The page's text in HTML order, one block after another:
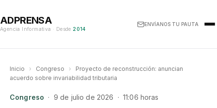
ADPRENSA
Agencia Informativa · Desde 2014
ENVÍANOS TU PAUTA
Inicio › Congreso ›
Proyecto de reconstrucción: anuncian
acuerdo sobre invariabilidad tributaria
Congreso · 9 de julio de 2026 · 11:06 horas